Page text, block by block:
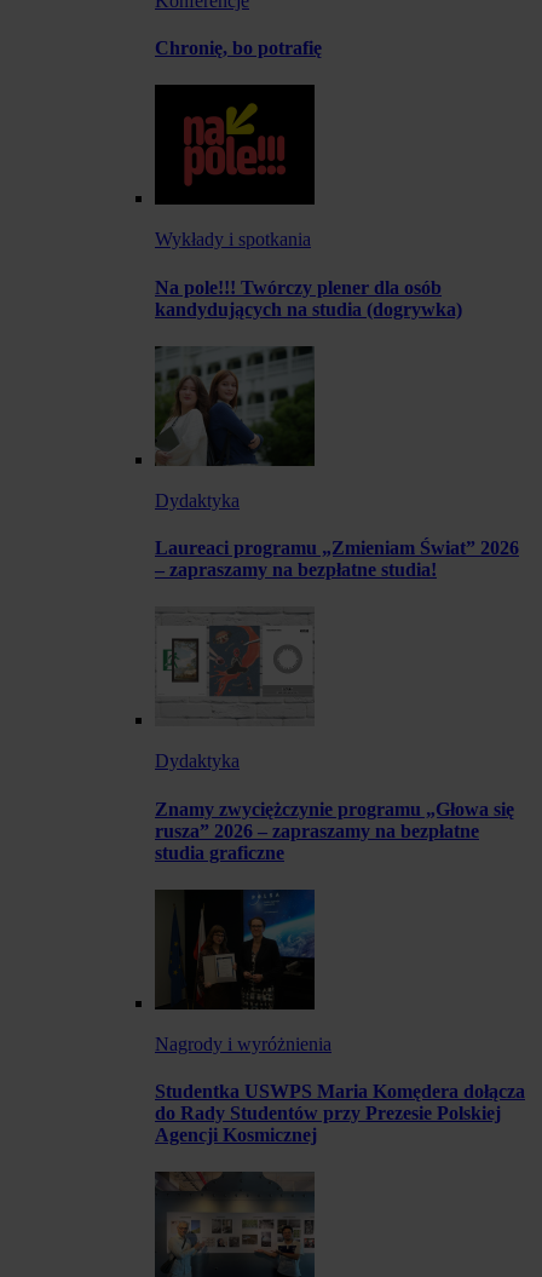
Chronię, bo potrafię
Wykłady i spotkania
Na pole!!! Twórczy plener dla osób
kandydujących na studia (dogrywka)
Dydaktyka
Laureaci programu „Zmieniam Świat” 2026
– zapraszamy na bezpłatne studia!
Dydaktyka
Znamy zwyciężczynie programu „Głowa się
rusza” 2026 – zapraszamy na bezpłatne
studia graficzne
Nagrody i wyróżnienia
Studentka USWPS Maria Komędera dołącza
do Rady Studentów przy Prezesie Polskiej
Agencji Kosmicznej